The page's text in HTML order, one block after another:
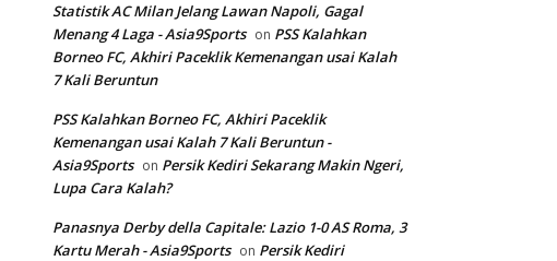
Statistik AC Milan Jelang Lawan Napoli, Gagal
Menang 4 Laga - Asia9Sports on PSS Kalahkan
Borneo FC, Akhiri Paceklik Kemenangan usai Kalah
7 Kali Beruntun
PSS Kalahkan Borneo FC, Akhiri Paceklik
Kemenangan usai Kalah 7 Kali Beruntun -
Asia9Sports on Persik Kediri Sekarang Makin Ngeri,
Lupa Cara Kalah?
Panasnya Derby della Capitale: Lazio 1-0 AS Roma, 3
Kartu Merah - Asia9Sports on Persik Kediri